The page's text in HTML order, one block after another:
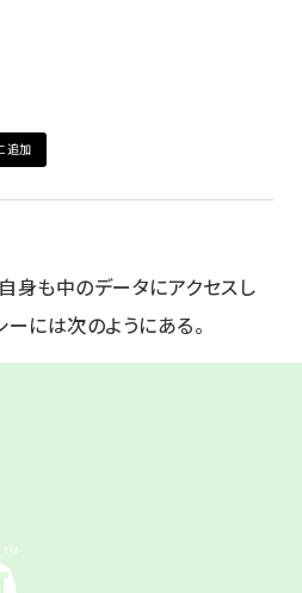
追加
身も中のデータにアクセスし
には次のようにある。